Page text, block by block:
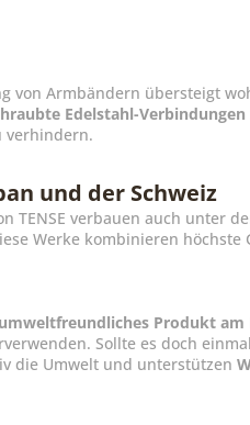
von Armbändern übersteigt
Edelstahl-Verbindungen
verhindern.
und der Schweiz
TENSE verbauen auch unter
Werke kombinieren
Produkt am
Sollte es doch
die Umwelt und unterstützen